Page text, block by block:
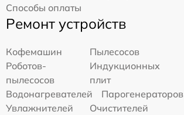
Способы оплаты
Ремонт устройств
Кофемашин
Пылесосов
Роботов-
пылесосов
Индукционных
плит
Водонагревателей
Парогенераторов
Увлажнителей
Очистителей